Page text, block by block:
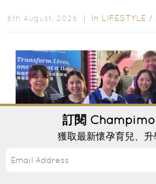
6th August, 2026 ｜ In LIFESTYLE /
訂閱
獲取最新懷孕育兒、